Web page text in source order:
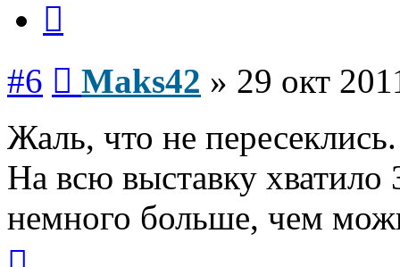
#6 Maks42 » 29 окт
Жаль, что не пересеклись.
На всю выставку
немного больше, чем